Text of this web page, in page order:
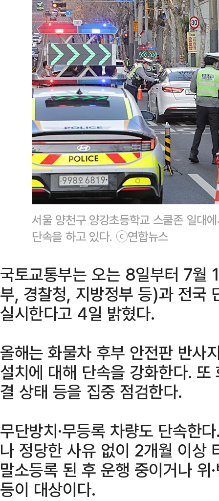
서울 양천구 양강초등학교 스쿨존 일대
단속을 하고 있다. ⓒ연합뉴스
국토교통부는 오는 8일부터 7월
부, 경찰청, 지방정부 등)과 전국
실시한다고 4일 밝혔다.
올해는 화물차 후부 안전판 반사
설치에 대해 단속을 강화한다.
결 상태 등을 집중 점검한다.
무단방치·무등록 차량도 단속한
나 정당한 사유 없이 2개월 이상
말소등록 된 후 운행 중이거나 위
등이 대상이다.